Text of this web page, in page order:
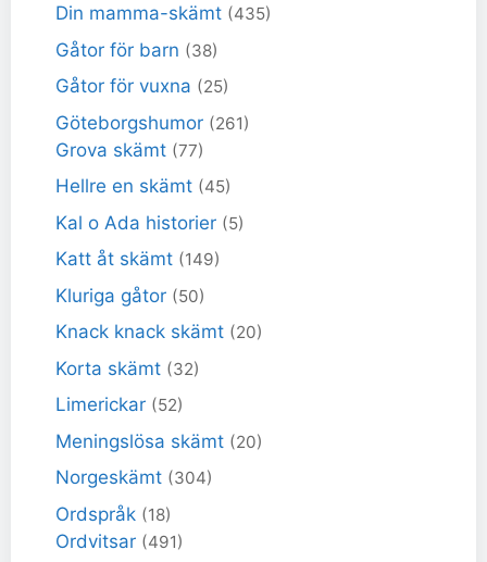
Din mamma-skämt (435)
Gåtor för barn (38)
Gåtor för vuxna (25)
Göteborgshumor (261)
Grova skämt (77)
Hellre en skämt (45)
Kal o Ada historier (5)
Katt åt skämt (149)
Kluriga gåtor (50)
Knack knack skämt (20)
Korta skämt (32)
Limerickar (52)
Meningslösa skämt (20)
Norgeskämt (304)
Ordspråk (18)
Ordvitsar (491)